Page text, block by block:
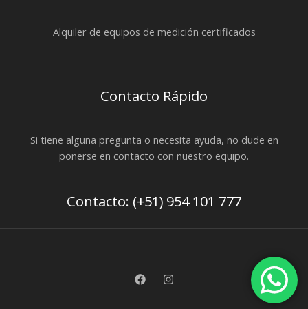
Alquiler de equipos de medición certificados
Contacto Rápido
Si tiene alguna pregunta o necesita ayuda, no dude en
ponerse en contacto con nuestro equipo.
Contacto: (+51) 954 101 777